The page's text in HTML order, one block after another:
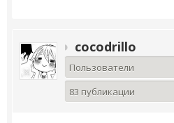
cocodrillo
Пользователи
83 публикации